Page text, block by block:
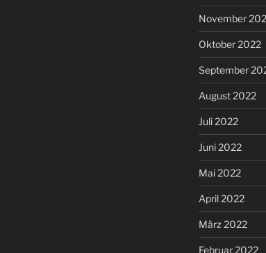
November
Oktober 2022
September
August 2022
Juli 2022
Juni 2022
Mai 2022
April 2022
März 2022
Februar 2022